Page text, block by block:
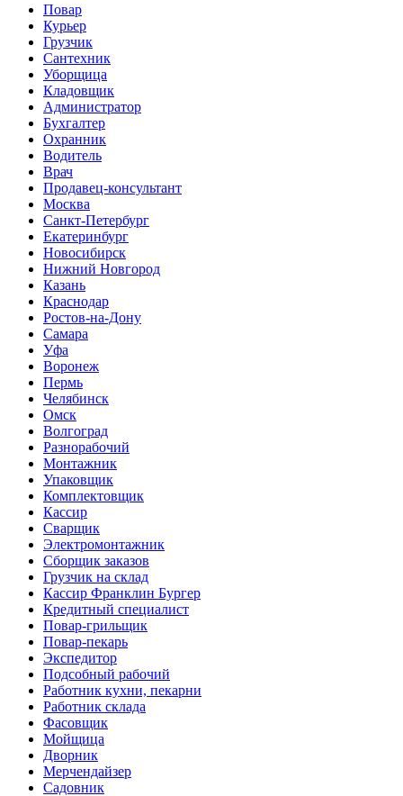
Повар
Курьер
Грузчик
Сантехник
Уборщица
Кладовщик
Администратор
Бухгалтер
Охранник
Водитель
Врач
Продавец-консультант
Москва
Санкт-Петербург
Екатеринбург
Новосибирск
Нижний Новгород
Казань
Краснодар
Ростов-на-Дону
Самара
Уфа
Воронеж
Пермь
Челябинск
Омск
Волгоград
Разнорабочий
Монтажник
Упаковщик
Комплектовщик
Кассир
Сварщик
Электромонтажник
Сборщик заказов
Грузчик на склад
Кассир Франклин Бургер
Кредитный специалист
Повар-грильщик
Повар-пекарь
Экспедитор
Подсобный рабочий
Работник кухни, пекарни
Работник склада
Фасовщик
Мойщица
Дворник
Мерчендайзер
Садовник